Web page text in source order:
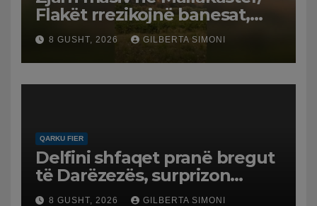
Flakët rrezikojnë banesat,
Policia evakuon disa familje
në Koilac
8 GUSHT, 2026 GILBERTA SIMONI
QARKU FIER
Delfini shfaqet pranë bregut
të Darëzezës, surprizon
pushuesit dhe banorët
8 GUSHT, 2026 GILBERTA SIMONI